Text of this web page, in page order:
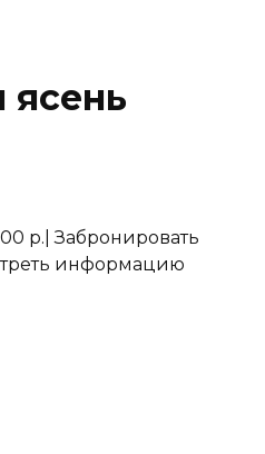
ясень
р.| Забронировать
информацию